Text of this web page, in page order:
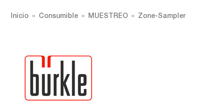
Inicio Consumible MUESTREO Zone-Sampler